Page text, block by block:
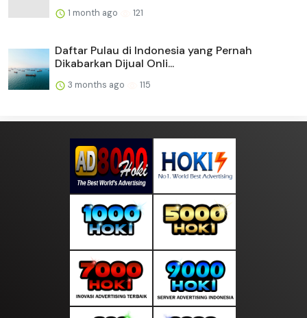
1 month ago 121
Daftar Pulau di Indonesia yang Pernah
Dikabarkan Dijual Onli...
3 months ago 115